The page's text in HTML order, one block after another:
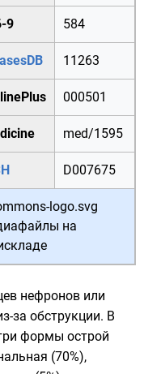
9 584
11263
000501
med/1595
D007675
на
нефронов или
за обструкции. В
формы острой
(70%),